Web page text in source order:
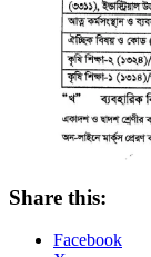
Share this:
Facebook